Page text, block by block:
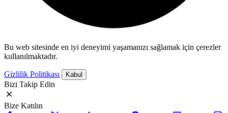
Bu web sitesinde en iyi deneyimi yaşamanızı sağlamak için çerezler
kullanılmaktadır.
Gizlilik Politikası Kabul
Bizi Takip Edin
Bize Katılın